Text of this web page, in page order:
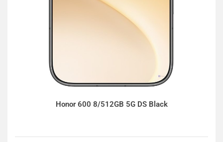
Honor 600 8/512GB 5G DS Black